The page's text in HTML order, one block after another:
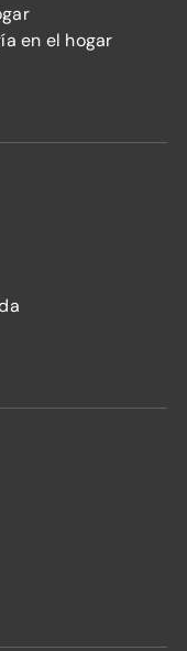
en el hogar